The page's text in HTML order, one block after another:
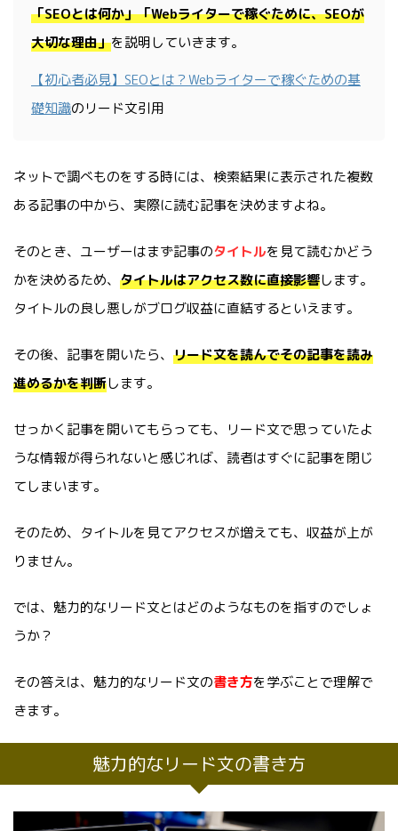
「SEOとは何か」「Webライターで稼ぐために、SEOが
大切な理由」を説明していきます。
【初心者必見】SEOとは？Webライターで稼ぐための基
礎知識のリード文引用
ネットで調べものをする時には、検索結果に表示された複数
ある記事の中から、実際に読む記事を決めますよね。
そのとき、ユーザーはまず記事のタイトルを見て読むかどう
かを決めるため、 タイトルはアクセス数に直接影響します。
タイトルの良し悪しがブログ収益に直結するといえます。
その後、記事を開いたら、 リード文を読んでその記事を読み
進めるかを判断します。
せっかく記事を開いてもらっても、リード文で思っていたよ
うな情報が得られないと感じれば、読者はすぐに記事を閉じ
てしまいます。
そのため、タイトルを見てアクセスが増えても、収益が上が
りません。
では、魅力的なリード文とはどのようなものを指すのでしょ
うか？
その答えは、魅力的なリード文の書き方を学ぶことで理解で
きます。
魅力的なリード文の書き方